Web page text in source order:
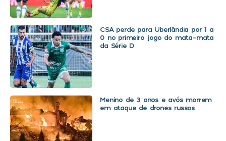
CSA perde para Uberlândia por 1 a
0 no primeiro jogo do mata-mata
da Série D
Menino de 3 anos e avós morrem
em ataque de drones russos